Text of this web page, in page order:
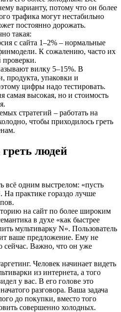
варианту, потому что он более
трафика могут нестабильно
постоянно дорожать.
такая:
с сайта 1–2% – нормальные
К сожалению, часто их
проверки.
вилку 5–15%. В
продукта, упаковки и
цифры надо тестировать.
самая высокая, но и стоимость
стратегий – работать на
чтобы приходилось греть
людей
всё одним выстрелом: «пусть
На практике гораздо лучше
на сайт по более широким
в духе «как быстрее
мультиварку N». Пользователь
ваше предложение. Ему не
сейчас. Важно, что он уже
Человек начинает видеть
из интернета, а того
у вас. В его голове это
разговора. Ваша задача
до покупки, вместо того
совершенно холодных.